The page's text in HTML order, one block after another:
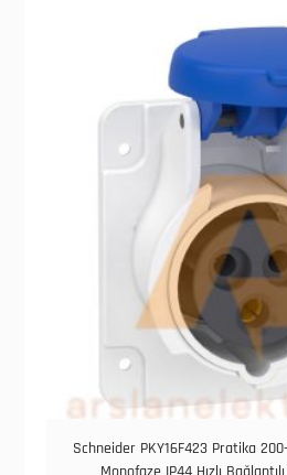
Schneider PKY16F423 Pratika